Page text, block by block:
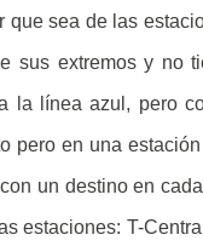
sea de las
sus extremos y no
la línea azul, pero
pero en una
un destino en
estaciones: T-